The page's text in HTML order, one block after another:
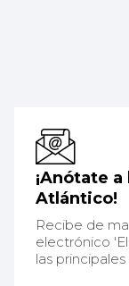
¡Anótate
Atlántico!
Recibe de
electrónico
las